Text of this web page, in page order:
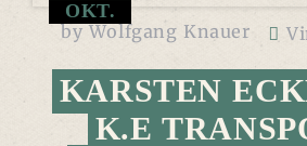
OKT.
by Wolfgang Knauer
KARSTEN
K.E